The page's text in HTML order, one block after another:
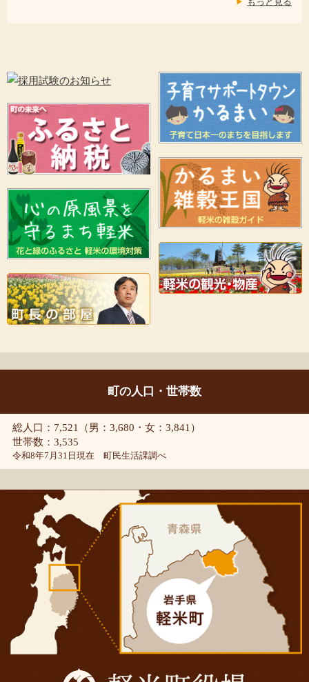
町の人口・世帯数
総人口：7,521（男：3,680・女：3,841）
世帯数：3,535
令和8年7月31日現在 町民生活課調べ